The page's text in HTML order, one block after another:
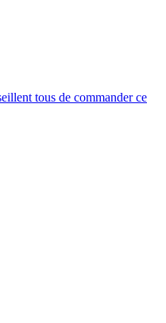
tous de commander ce